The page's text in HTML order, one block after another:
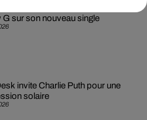
G sur son nouveau single
invite Charlie Puth pour une
solaire